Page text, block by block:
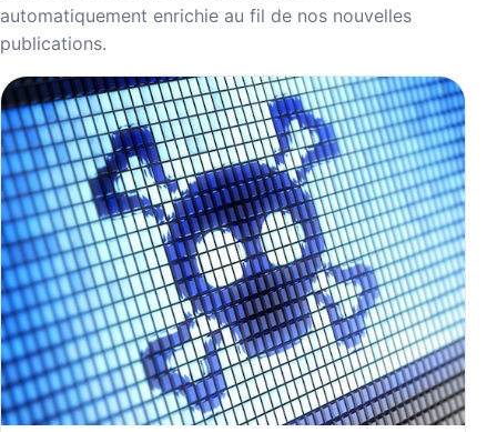
automatiquement enrichie au fil de nos nouvelles
publications.